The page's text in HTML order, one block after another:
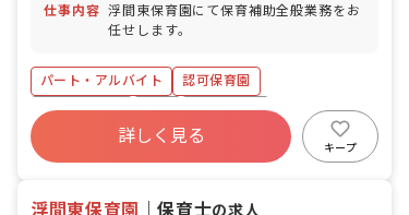
仕事内容 浮間東保育園にて保育補助全般業務をお
任せします。
パート・アルバイト
認可保育園
社会保険完備
有給
残業少なめ
社会福祉法人
未経験歓迎
新卒も歓迎
詳しく見る
キープ
浮間東保育園 ｜保育士の求人